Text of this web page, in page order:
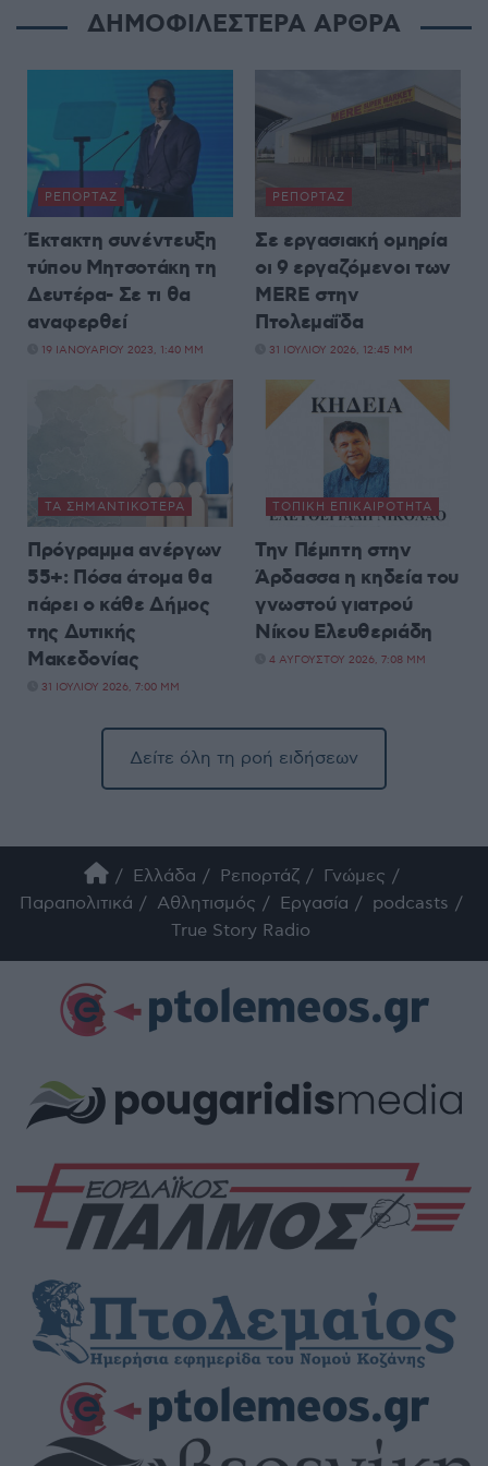
ΔΗΜΟΦΙΛΕΣΤΕΡΑ ΑΡΘΡΑ
ΡΕΠΟΡΤΆΖ
Έκτακτη συνέντευξη
τύπου Μητσοτάκη τη
Δευτέρα- Σε τι θα
αναφερθεί
19 ΙΑΝΟΥΑΡΊΟΥ 2023, 1:40 ΜΜ
ΡΕΠΟΡΤΆΖ
Σε εργασιακή ομηρία
οι 9 εργαζόμενοι των
MERE στην
Πτολεμαΐδα
31 ΙΟΥΛΊΟΥ 2026, 12:45 ΜΜ
ΤΑ ΣΗΜΑΝΤΙΚΟΤΕΡΑ
Πρόγραμμα ανέργων
55+: Πόσα άτομα θα
πάρει ο κάθε Δήμος
της Δυτικής
Μακεδονίας
31 ΙΟΥΛΊΟΥ 2026, 7:00 ΜΜ
ΤΟΠΙΚΉ ΕΠΙΚΑΙΡΌΤΗΤΑ
Την Πέμπτη στην
Άρδασσα η κηδεία του
γνωστού γιατρού
Νίκου Ελευθεριάδη
4 ΑΥΓΟΎΣΤΟΥ 2026, 7:08 ΜΜ
Δείτε όλη τη ροή ειδήσεων
Ελλάδα Ρεπορτάζ
Γνώμες
Παραπολιτικά
Αθλητισμός Εργασία
podcasts
True Story Radio